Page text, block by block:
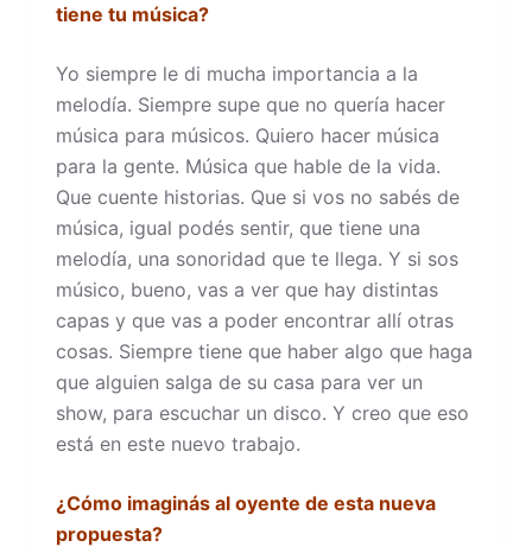
tiene tu música?
Yo siempre le di mucha importancia a la
melodía. Siempre supe que no quería hacer
música para músicos. Quiero hacer música
para la gente. Música que hable de la vida.
Que cuente historias. Que si vos no sabés de
música, igual podés sentir, que tiene una
melodía, una sonoridad que te llega. Y si sos
músico, bueno, vas a ver que hay distintas
capas y que vas a poder encontrar allí otras
cosas. Siempre tiene que haber algo que haga
que alguien salga de su casa para ver un
show, para escuchar un disco. Y creo que eso
está en este nuevo trabajo.
¿Cómo imaginás al oyente de esta nueva
propuesta?